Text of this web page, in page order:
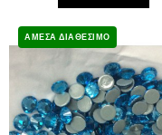
ΆΜΕΣΑ ΔΙΑΘΈΣΙΜΟ